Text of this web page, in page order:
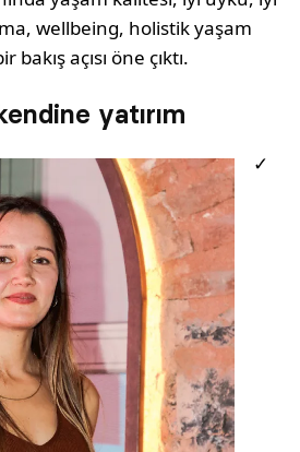
wellbeing, holistik yaşam
açısı öne çıktı.
yatırım
✓